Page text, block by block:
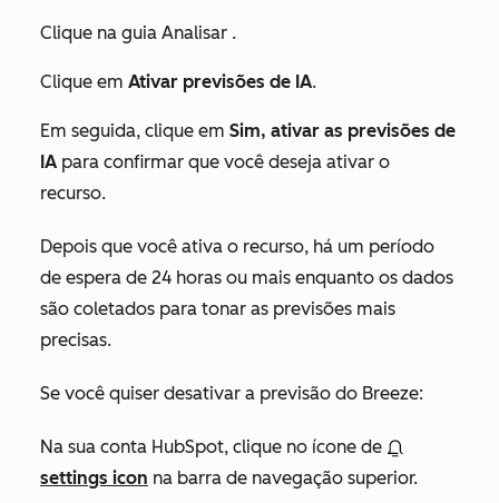
Clique na guia Analisar .
Clique em Ativar previsões de IA.
Em seguida, clique em Sim, ativar as previsões de
IA para confirmar que você deseja ativar o
recurso.
Depois que você ativa o recurso, há um período
de espera de 24 horas ou mais enquanto os dados
são coletados para tonar as previsões mais
precisas.
Se você quiser desativar a previsão do Breeze:
Na sua conta HubSpot, clique no ícone de
settings icon na barra de navegação superior.